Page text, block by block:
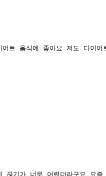
어트 음식에 좋아요 저도 다이
끊기가 너무 어렵더라구요 요